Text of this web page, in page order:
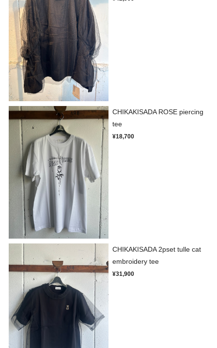
CHIKAKISADA ROSE piercing
tee
¥18,700
CHIKAKISADA 2pset tulle cat
embroidery tee
¥31,900